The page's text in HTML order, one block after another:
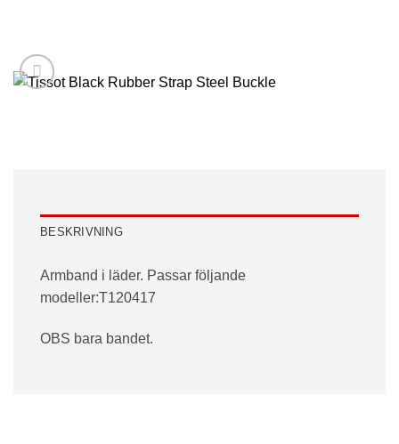
BESKRIVNING
Armband i läder. Passar följande
modeller:T120417
OBS bara bandet.